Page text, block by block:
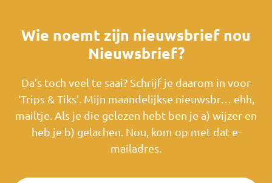
Wie noemt zijn nieuwsbrief nou
Nieuwsbrief?
Da’s toch veel te saai? Schrijf je daarom in voor
‘Trips & Tiks’. Mijn maandelijkse nieuwsbr… ehh,
mailtje. Als je die gelezen hebt ben je a) wijzer en
heb je b) gelachen. Nou, kom op met dat e-
mailadres.